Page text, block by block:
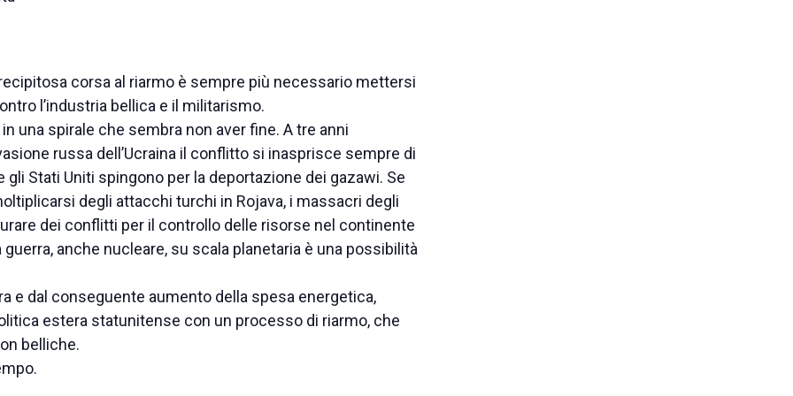
corsa al riarmo è sempre più necessario mettersi
l’industria bellica e il militarismo.
una spirale che sembra non aver fine. A tre anni
russa dell’Ucraina il conflitto si inasprisce sempre di
Stati Uniti spingono per la deportazione dei gazawi. Se
degli attacchi turchi in Rojava, i massacri degli
dei conflitti per il controllo delle risorse nel continente
anche nucleare, su scala planetaria è una possibilità
e dal conseguente aumento della spesa energetica,
estera statunitense con un processo di riarmo, che
belliche.